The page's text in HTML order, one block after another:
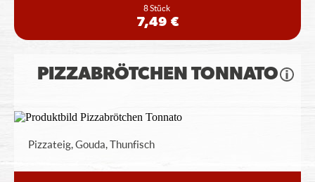
8 Stück
7,49 €
PIZZABRÖTCHEN TONNATO
Pizzateig, Gouda, Thunfisch